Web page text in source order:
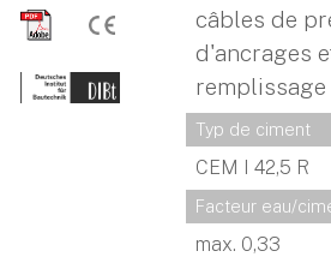
câbles de
d'ancrages
remplissage
Typ de ciment
CEM I 42,5 R
Facteur eau/
max. 0,33